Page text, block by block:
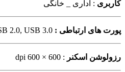
کاربری : اداری _ خانگی
پورت های ارتباطی : 2.0, USB 3.0
رزولوشن اسکنر : 600 × 600 dpi